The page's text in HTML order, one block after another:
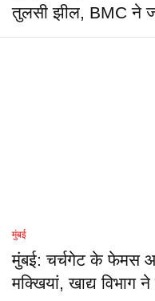
तुलसी झील, BMC ने
मुंबई
मुंबई: चर्चगेट के फेमस
मक्खियां, खाद्य विभाग